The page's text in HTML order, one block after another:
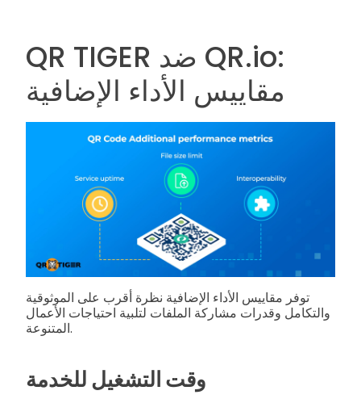
QR TIGER ضد QR.io:
مقاييس الأداء الإضافية
توفر مقاييس الأداء الإضافية نظرة أقرب على الموثوقية
والتكامل وقدرات مشاركة الملفات لتلبية احتياجات الأعمال
المتنوعة.
وقت التشغيل للخدمة